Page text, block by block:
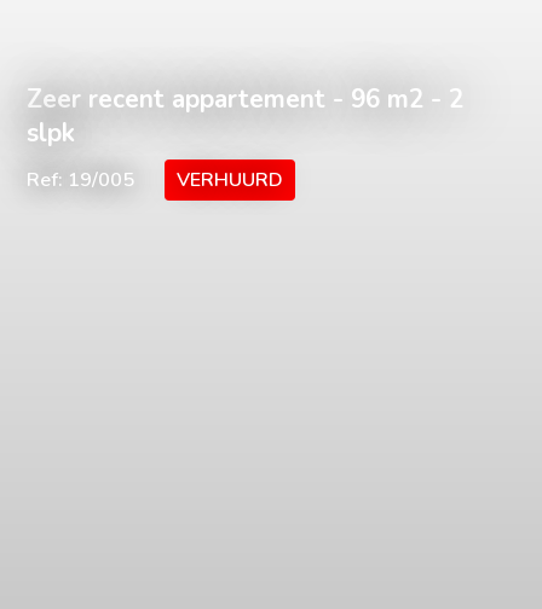
Zeer recent appartement - 96 m2 - 2
slpk
Ref: 19/005 VERHUURD